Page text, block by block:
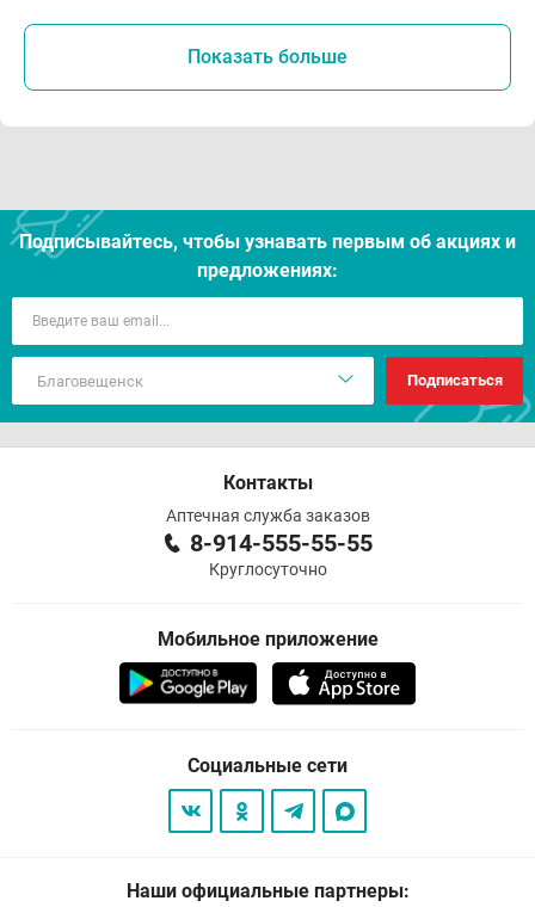
Показать больше
Подписывайтесь, чтобы узнавать первым об акцияx и
предложениях:
Подписаться
Контакты
Аптечная служба заказов
8-914-555-55-55
Круглосуточно
Мобильное приложение
Социальные сети
Наши официальные партнеры: